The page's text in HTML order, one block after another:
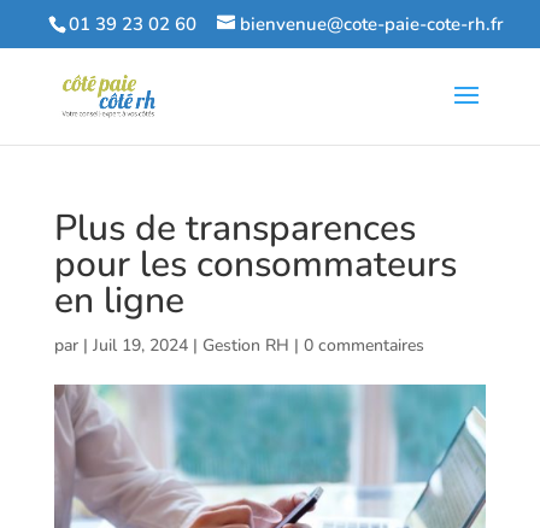
01 39 23 02 60 bienvenue@cote-paie-cote-rh.fr
Plus de transparences
pour les consommateurs
en ligne
par | Juil 19, 2024| Gestion RH | 0 commentaires